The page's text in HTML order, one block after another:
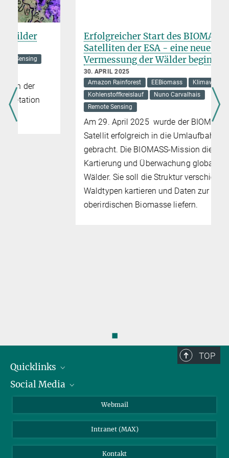
Erfolgreicher Start des BIOMASS-
Satelliten der ESA - eine neue Ära zur
Vermessung der Wälder beginnt
Amazon Rainforest
EEBiomass
Klimawandel
Kohlenstoffkreislauf
Nuno Carvalhais
Am 29. April 2025 wurde der BIOMASS-
Satellit erfolgreich in die Umlaufbahn
gebracht. Die BIOMASS-Mission dient der
Kartierung und Überwachung globaler
Wälder. Sie soll die Struktur verschiedener
Waldtypen kartieren und Daten zur
oberirdischen Biomasse liefern.
◼
TOP
Quicklinks
IMPRS Graduiertenschule
Wetterstation
Social Media
BlueSky
Webmail
Intranet (MAX)
Kontakt